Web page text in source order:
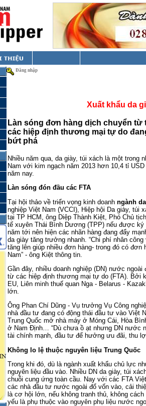
Đăng nhập
Xuất khẩu da
Làn sóng đơn hàng dịch chuyển
các hiệp định thương mại tự do
bứt phá
Nhiều năm qua, da giày, túi xách là một trong
Nam với kim ngạch năm 2013 hơn 10,4 tỉ
năm nay.
Làn sóng đón đầu các FTA
Tại hội thảo về triển vọng kinh doanh ngành
nghiệp Việt Nam (VCCI), Hiệp hội Da giày, túi
tại TP HCM, ông Diệp Thành Kiệt, Phó Chủ
tế xuyên Thái Bình Dương (TPP) nếu được
năm tới nên hiện các nhãn hàng đang đẩy
da giày tăng trưởng nhanh. “Chi phí nhân
tăng lên giúp nhiều đơn hàng- trong đó có
Nam” - ông Kiệt thông tin.
Gần đây, nhiều doanh nghiệp (DN) nước
từ các hiệp định thương mại tự do (FTA). Bởi
EU, Liên minh thuế quan Nga - Belarus -
lớn.
Ông Phan Chí Dũng - Vụ trưởng Vụ Công
nhà đầu tư đang có động thái đầu tư vào Việt
Trung Quốc mở nhà máy ở Móng Cái, Hòa
ở Nam Định… “Dù chưa ồ ạt nhưng DN nước
tài chính mạnh, đầu tư để hưởng ưu đãi, thu
Không lo lệ thuộc nguyên liệu Trung Quốc
Trong khi đó, dù là ngành xuất khẩu chủ lực
nguyên liệu đầu vào. Nhiều DN da giày, túi
chuỗi cung ứng toàn cầu. Nay với các FTA
các nhà đầu tư nước ngoài đổ vốn vào, cải
là cơ hội lớn, nếu không tranh thủ, không
yếu là phụ thuộc vào nguyên phụ liệu nước